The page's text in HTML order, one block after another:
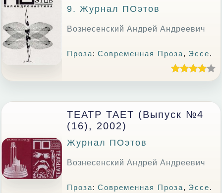
9. Журнал ПОэтов
Вознесенский Андрей Андреевич
Проза:Современная Проза, Эссе.
ТЕАТР ТАЕТ (выпуск №4
(16), 2002)
Журнал ПОэтов
Вознесенский Андрей Андреевич
Проза:Современная Проза, Эссе.